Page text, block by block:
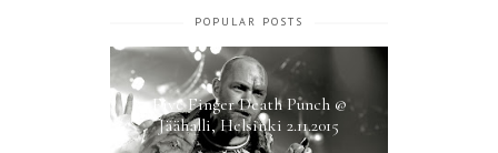
POPULAR POSTS
Five Finger Death Punch @
Jäähalli, Helsinki 2.11.2015